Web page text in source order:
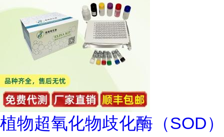
植物超氧化物歧化酶（SOD）